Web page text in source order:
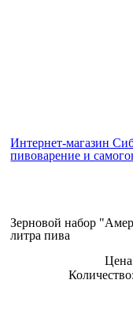
Интернет-магазин
пивоварение и
Зерновой набор
литра пива
Количество: